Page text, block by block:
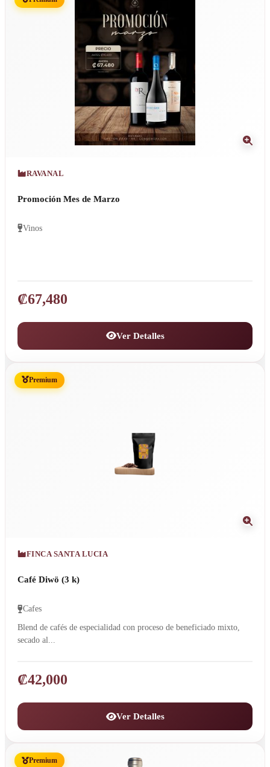
RAVANAL
Promoción Mes de Marzo
Vinos
₡67,480
Ver Detalles
Premium
FINCA SANTA LUCIA
Café Diwö (3 k)
Cafes
Blend de cafés de especialidad con proceso de beneficiado mixto,
secado al...
₡42,000
Ver Detalles
Premium